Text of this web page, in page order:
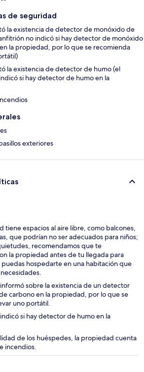
de seguridad
la existencia de detector de monóxido de
no indicó si hay detector de monóxido
la propiedad, por lo que se recomienda
la existencia de detector de humo (el
si hay detector de humo en la
exteriores
tiene espacios al aire libre, como balcones,
que podrían no ser adecuados para niños;
recomendamos que te
la propiedad antes de tu llegada para
hospedarte en una habitación que
sobre la existencia de un detector
carbono en la propiedad, por lo que se
uno portátil.
si hay detector de humo en la
de los huéspedes, la propiedad cuenta
incendios.